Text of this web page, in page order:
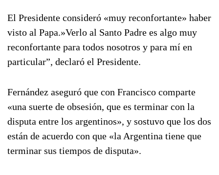
El Presidente consideró «muy reconfortante» haber
visto al Papa.»Verlo al Santo Padre es algo muy
reconfortante para todos nosotros y para mí en
particular”, declaró el Presidente.
Fernández aseguró que con Francisco comparte
«una suerte de obsesión, que es terminar con la
disputa entre los argentinos», y sostuvo que los dos
están de acuerdo con que «la Argentina tiene que
terminar sus tiempos de disputa».